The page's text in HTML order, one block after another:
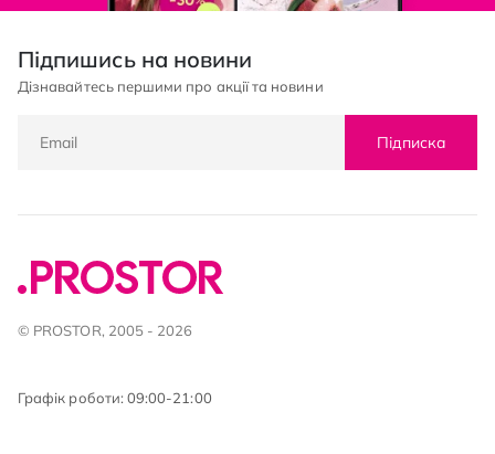
Підпишись на новини
Дізнавайтесь першими про акції та новини
Підписка
© PROSTOR, 2005 - 2026
Графік роботи: 09:00-21:00